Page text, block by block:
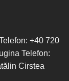
+40 720
Telefon:
Cirstea